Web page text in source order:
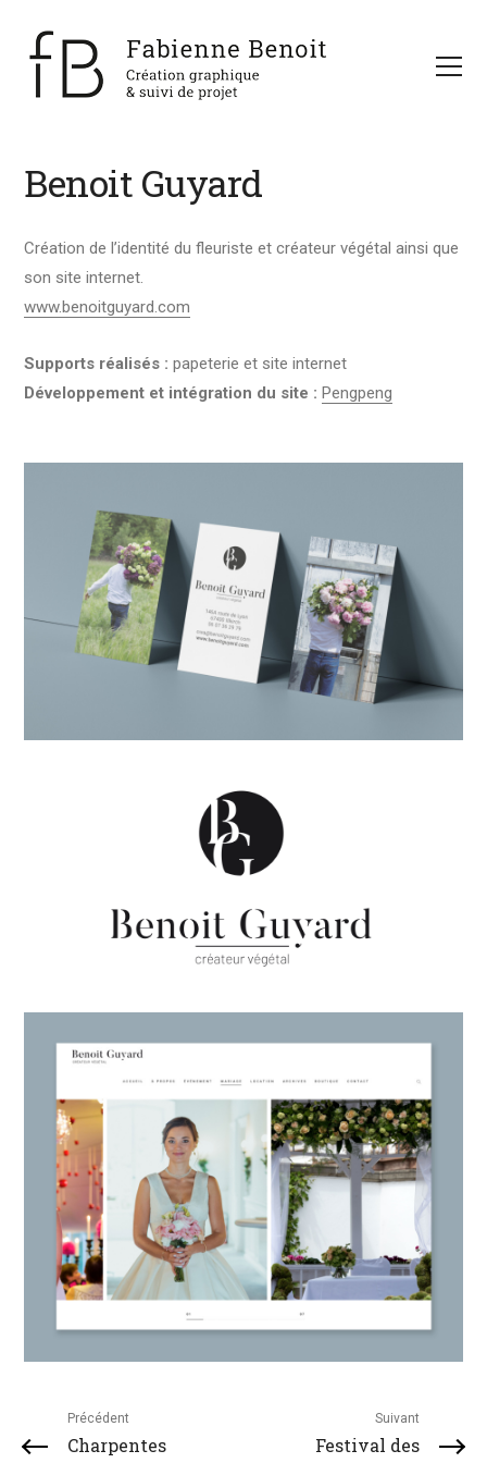
Benoit Guyard
Création de l’identité du fleuriste et créateur végétal ainsi que
son site internet.
www.benoitguyard.com
Supports réalisés :papeterie et site internet
Développement et intégration du site : Pengpeng
Précédent
Charpentes
Suivant
Festival des